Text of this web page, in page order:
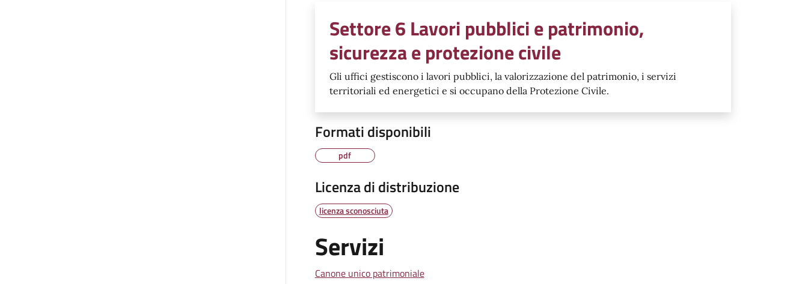
Settore 6 Lavori pubblici e patrimonio,
sicurezza e protezione civile
Gli uffici gestiscono i lavori pubblici, la valorizzazione del patrimonio, i servizi
territoriali ed energetici e si occupano della Protezione Civile.
Formati disponibili
pdf
Licenza di distribuzione
licenza sconosciuta
Servizi
Canone unico patrimoniale